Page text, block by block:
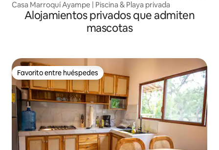
Casa Marroquí Ayampe | Piscina & Playa privada
Alojamientos privados que admiten
mascotas
Favorito entre huéspedes
Favorito entre huéspedes